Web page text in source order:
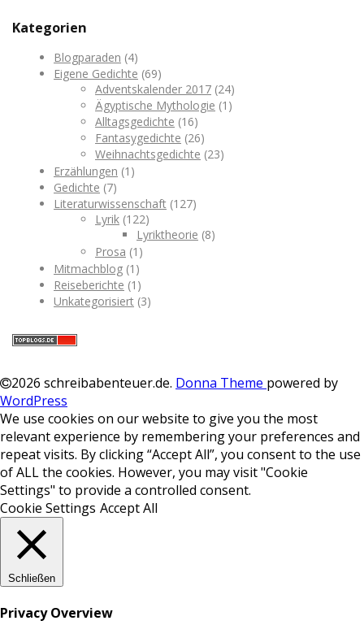
Kategorien
Blogparaden (4)
Eigene Gedichte (69)
Adventskalender 2017 (24)
Ägyptische Mythologie (1)
Alltagsgedichte (16)
Fantasygedichte (26)
Weihnachtsgedichte (23)
Erzählungen (1)
Gedichte (7)
Literaturwissenschaft (127)
Lyrik (122)
Lyriktheorie (8)
Prosa (1)
Mitmachblog (1)
Reiseberichte (1)
Unkategorisiert (3)
2026 schreibabenteuer.de. Donna Theme powered by
WordPress
We use cookies on our website to give you the most
relevant experience by remembering your preferences and
repeat visits. By clicking “Accept All”, you consent to the use
of ALL the cookies. However, you may visit "Cookie
Settings" to provide a controlled consent.
Cookie Settings Accept All
Schließen
Privacy Overview